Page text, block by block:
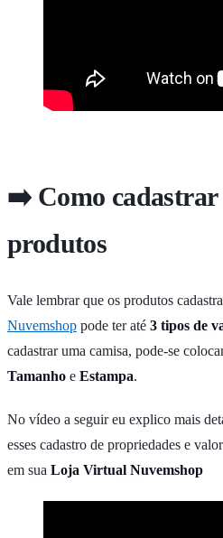
➡️ Como cadastrar
produtos
Vale lembrar que os produtos
Nuvemshop pode ter até 3 tipos de
cadastrar uma camisa, pode-se
Tamanho e Estampa.
No vídeo a seguir eu explico mais
esses cadastro de propriedades e
em sua Loja Virtual Nuvemshop